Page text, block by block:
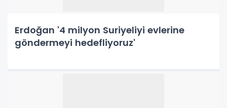
Erdoğan '4 milyon Suriyeliyi evlerine
göndermeyi hedefliyoruz'